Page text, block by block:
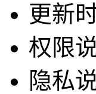
更新
权限
隐私